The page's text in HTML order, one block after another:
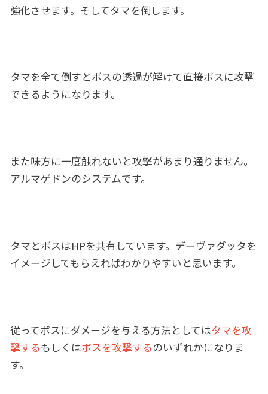
強化させます。そしてタマを倒します。
タマを全て倒すとボスの透過が解けて直接ボスに攻撃
できるようになります。
また味方に一度触れないと攻撃があまり通りません。
アルマゲドンのシステムです。
タマとボスはHPを共有しています。デーヴァダッタを
イメージしてもらえればわかりやすいと思います。
従ってボスにダメージを与える方法としてはタマを攻
撃するもしくはボスを攻撃するのいずれかになりま
す。